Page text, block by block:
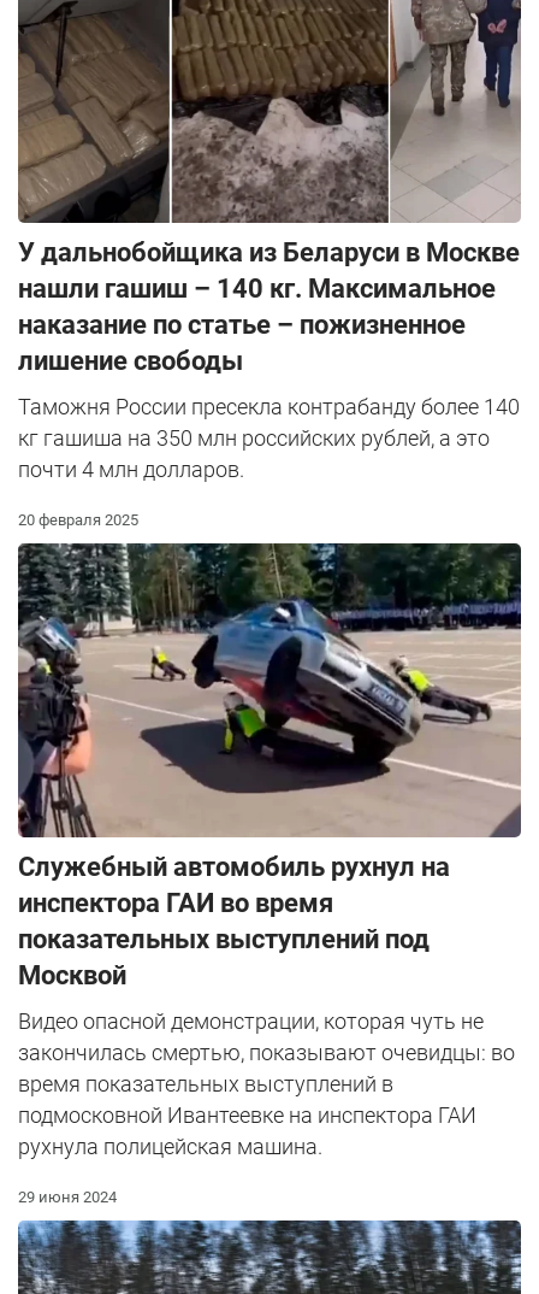
У дальнобойщика из Беларуси в Москве
нашли гашиш – 140 кг. Максимальное
наказание по статье – пожизненное
лишение свободы
Таможня России пресекла контрабанду более 140
кг гашиша на 350 млн российских рублей, а это
почти 4 млн долларов.
20 февраля 2025
Служебный автомобиль рухнул на
инспектора ГАИ во время
показательных выступлений под
Москвой
Видео опасной демонстрации, которая чуть не
закончилась смертью, показывают очевидцы: во
время показательных выступлений в
подмосковной Ивантеевке на инспектора ГАИ
рухнула полицейская машина.
29 июня 2024